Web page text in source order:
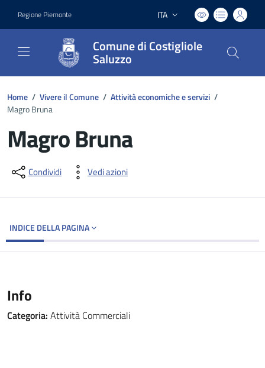
Regione Piemonte Lingua attiva:
ITA
Comune di Costigliole
Saluzzo
Home / Vivere il Comune / Attività economiche e servizi /
Magro Bruna
Magro Bruna
Dettagli del documento
Condividi Vedi azioni
INDICE DELLA PAGINA
Info
Categoria: Attività Commerciali